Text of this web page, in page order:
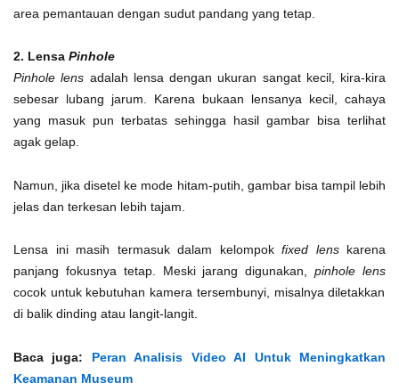
area pemantauan dengan sudut pandang yang tetap.
2. Lensa Pinhole
Pinhole lens adalah lensa dengan ukuran sangat kecil, kira-kira
sebesar lubang jarum. Karena bukaan lensanya kecil, cahaya
yang masuk pun terbatas sehingga hasil gambar bisa terlihat
agak gelap.
Namun, jika disetel ke mode hitam-putih, gambar bisa tampil lebih
jelas dan terkesan lebih tajam.
Lensa ini masih termasuk dalam kelompok fixed lens karena
panjang fokusnya tetap. Meski jarang digunakan,pinhole lens
cocok untuk kebutuhan kamera tersembunyi, misalnya diletakkan
di balik dinding atau langit-langit.
Baca juga: Peran Analisis Video AI Untuk Meningkatkan
Keamanan Museum